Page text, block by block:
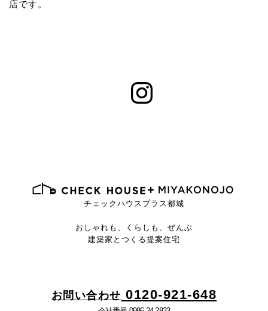
店です。
チェックハウスプラス都城
おしゃれも、くらしも、ぜんぶ
建築家とつくる提案住宅
お問い合わせ 0120-921-648